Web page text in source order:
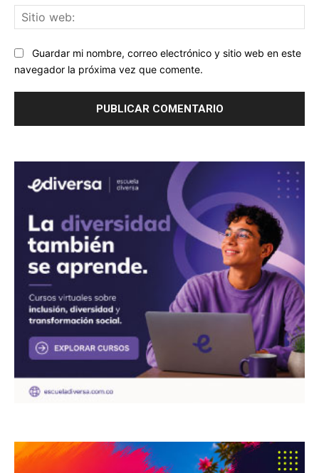
Guardar mi nombre, correo electrónico y sitio web en este
navegador la próxima vez que comente.